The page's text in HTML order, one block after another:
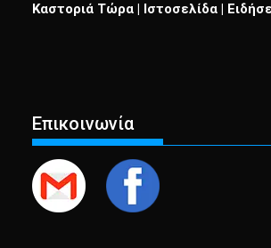
Καστοριά Τώρα | Ιστοσελίδα |
Επικοινωνία